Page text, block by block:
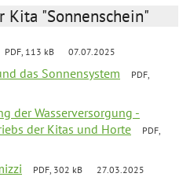
Kita "Sonnenschein"
PDF, 113 kB 07.07.2025
das Sonnensystem
PDF,
der Wasserversorgung -
der Kitas und Horte
PDF,
PDF, 302 kB 27.03.2025